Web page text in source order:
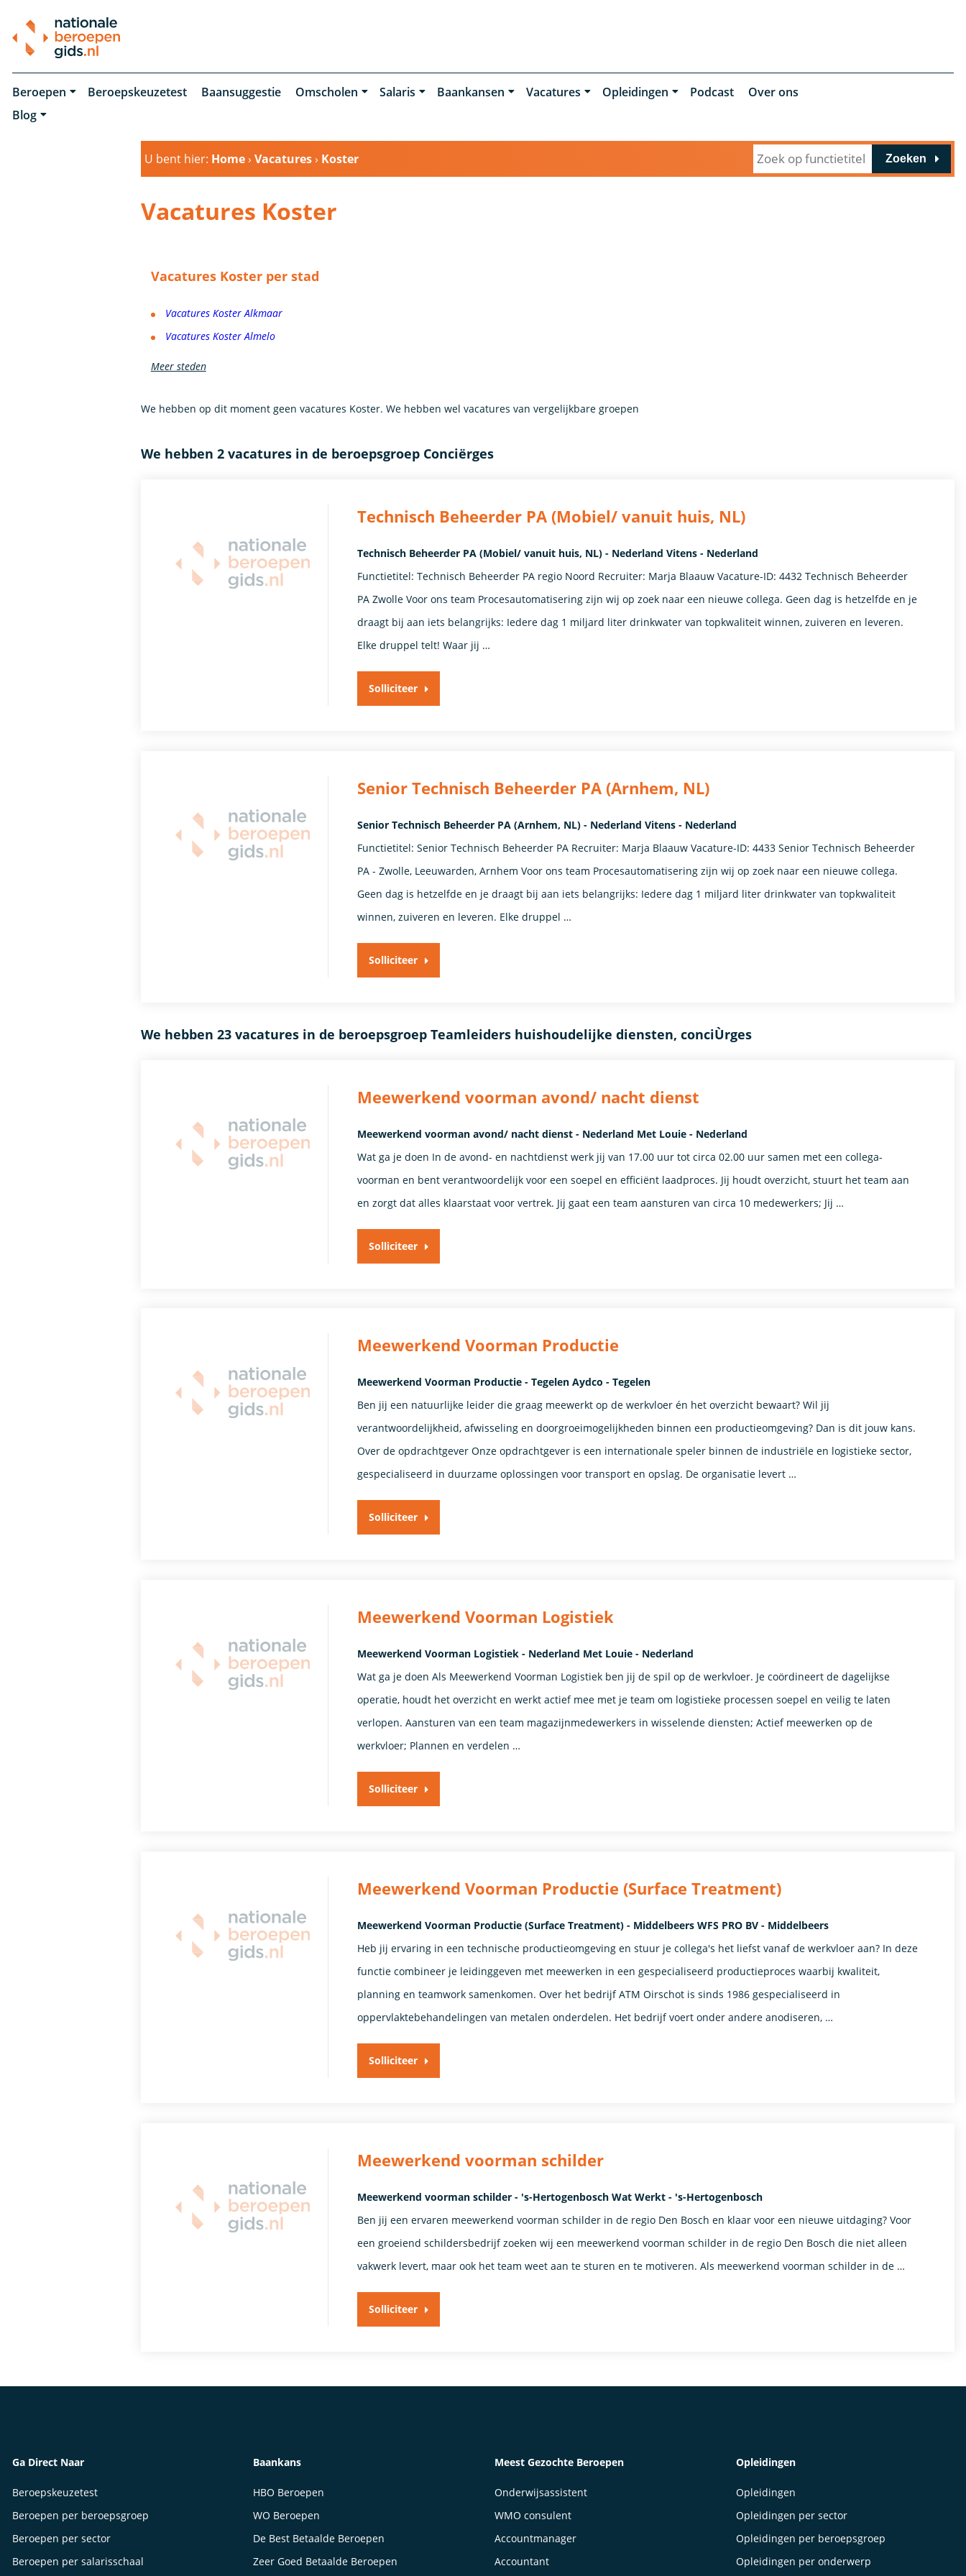
Beroepen Beroepskeuzetest Baansuggestie Omscholen Salaris Baankansen Vacatures Opleidingen Podcast
Over ons
Blog
U bent hier: Home›Vacatures› Koster Zoeken
Vacatures Koster
Vacatures Koster per stad
Vacatures Koster Alkmaar
Vacatures Koster Almelo
Meer steden
We hebben op dit moment geen vacatures Koster. We hebben wel vacatures van vergelijkbare groepen
We hebben 2 vacatures in de beroepsgroep Conciërges
Technisch Beheerder PA (Mobiel/ vanuit huis, NL)
Technisch Beheerder PA (Mobiel/ vanuit huis, NL) - Nederland Vitens - Nederland
Functietitel: Technisch Beheerder PA regio Noord Recruiter: Marja Blaauw Vacature-ID: 4432 Technisch Beheerder
PA Zwolle Voor ons team Procesautomatisering zijn wij op zoek naar een nieuwe collega. Geen dag is hetzelfde en je
draagt bij aan iets belangrijks: Iedere dag 1 miljard liter drinkwater van topkwaliteit winnen, zuiveren en leveren.
Elke druppel telt! Waar jij …
Solliciteer
Senior Technisch Beheerder PA (Arnhem, NL)
Senior Technisch Beheerder PA (Arnhem, NL) - Nederland Vitens - Nederland
Functietitel: Senior Technisch Beheerder PA Recruiter: Marja Blaauw Vacature-ID: 4433 Senior Technisch Beheerder
PA - Zwolle, Leeuwarden, Arnhem Voor ons team Procesautomatisering zijn wij op zoek naar een nieuwe collega.
Geen dag is hetzelfde en je draagt bij aan iets belangrijks: Iedere dag 1 miljard liter drinkwater van topkwaliteit
winnen, zuiveren en leveren. Elke druppel …
Solliciteer
We hebben 23 vacatures in de beroepsgroep Teamleiders huishoudelijke diensten, conciÙrges
Meewerkend voorman avond/ nacht dienst
Meewerkend voorman avond/ nacht dienst - Nederland Met Louie - Nederland
Wat ga je doen In de avond- en nachtdienst werk jij van 17.00 uur tot circa 02.00 uur samen met een collega-
voorman en bent verantwoordelijk voor een soepel en efficiënt laadproces. Jij houdt overzicht, stuurt het team aan
en zorgt dat alles klaarstaat voor vertrek. Jij gaat een team aansturen van circa 10 medewerkers; Jij …
Solliciteer
Meewerkend Voorman Productie
Meewerkend Voorman Productie - Tegelen Aydco - Tegelen
Ben jij een natuurlijke leider die graag meewerkt op de werkvloer én het overzicht bewaart? Wil jij
verantwoordelijkheid, afwisseling en doorgroeimogelijkheden binnen een productieomgeving? Dan is dit jouw kans.
Over de opdrachtgever Onze opdrachtgever is een internationale speler binnen de industriële en logistieke sector,
gespecialiseerd in duurzame oplossingen voor transport en opslag. De organisatie levert …
Solliciteer
Meewerkend Voorman Logistiek
Meewerkend Voorman Logistiek - Nederland Met Louie - Nederland
Wat ga je doen Als Meewerkend Voorman Logistiek ben jij de spil op de werkvloer. Je coördineert de dagelijkse
operatie, houdt het overzicht en werkt actief mee met je team om logistieke processen soepel en veilig te laten
verlopen. Aansturen van een team magazijnmedewerkers in wisselende diensten; Actief meewerken op de
werkvloer; Plannen en verdelen …
Solliciteer
Meewerkend Voorman Productie (Surface Treatment)
Meewerkend Voorman Productie (Surface Treatment) - Middelbeers WFS PRO BV - Middelbeers
Heb jij ervaring in een technische productieomgeving en stuur je collega's het liefst vanaf de werkvloer aan? In deze
functie combineer je leidinggeven met meewerken in een gespecialiseerd productieproces waarbij kwaliteit,
planning en teamwork samenkomen. Over het bedrijf ATM Oirschot is sinds 1986 gespecialiseerd in
oppervlaktebehandelingen van metalen onderdelen. Het bedrijf voert onder andere anodiseren, …
Solliciteer
Meewerkend voorman schilder
Meewerkend voorman schilder - 's-Hertogenbosch Wat Werkt - 's-Hertogenbosch
Ben jij een ervaren meewerkend voorman schilder in de regio Den Bosch en klaar voor een nieuwe uitdaging? Voor
een groeiend schildersbedrijf zoeken wij een meewerkend voorman schilder in de regio Den Bosch die niet alleen
vakwerk levert, maar ook het team weet aan te sturen en te motiveren. Als meewerkend voorman schilder in de …
Solliciteer
Ga Direct Naar
Beroepskeuzetest
Beroepen per beroepsgroep
Beroepen per sector
Beroepen per salarisschaal
Baankans
HBO Beroepen
WO Beroepen
De Best Betaalde Beroepen
Zeer Goed Betaalde Beroepen
Meest Gezochte Beroepen
Onderwijsassistent
WMO consulent
Accountmanager
Accountant
Opleidingen
Opleidingen
Opleidingen per sector
Opleidingen per beroepsgroep
Opleidingen per onderwerp